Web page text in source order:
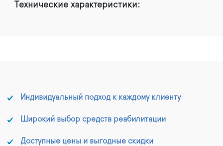
Технические характеристики:
Индивидуальный подход к каждому клиенту
Широкий выбор средств реабилитации
Доступные цены и выгодные скидки